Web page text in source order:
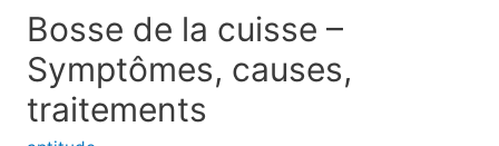
Bosse de la cuisse –
Symptômes, causes,
traitements